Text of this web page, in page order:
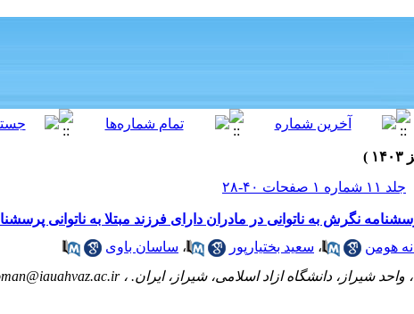
جلد ۱۱ شماره ۱ صفحات ۴۰-۲۸
نگرش به ناتوانی در مادران دارای فرزند مبتلا به ناتوانی
هومن ، سعید بختیارپور ، ساسان باوی
واحد شیراز، دانشگاه ازاد اسلامی، شیراز، ایران. ،